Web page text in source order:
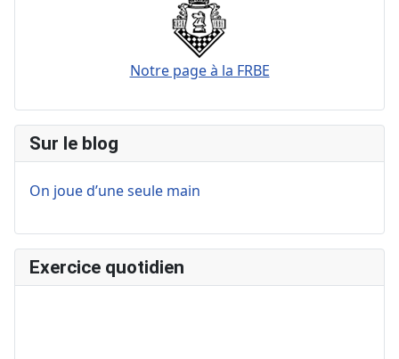
Notre page à la FRBE
Sur le blog
On joue d’une seule main
Exercice quotidien